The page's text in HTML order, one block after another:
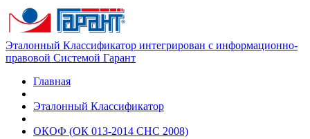
Эталонный Классификатор интегрирован с информационно-
правовой Системой Гарант
Главная
Эталонный Классификатор
ОКОФ (ОК 013-2014 СНС 2008)